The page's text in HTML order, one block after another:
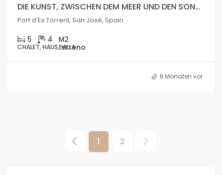
DIE KUNST, ZWISCHEN DEM MEER UND DEN SONNENUNTERGÄNGEN IBIZAS ZU LEBEN
Port d'Es Torrent, San José, Spain
5 4
CHALET, HAUS, VILLA
8 Monaten vor
1 2